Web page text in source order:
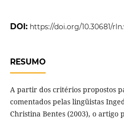
DOI: https://doi.org/10.30681/
RESUMO
A partir dos critérios propostos
comentados pelas lingüistas
Christina Bentes (2003), o artigo